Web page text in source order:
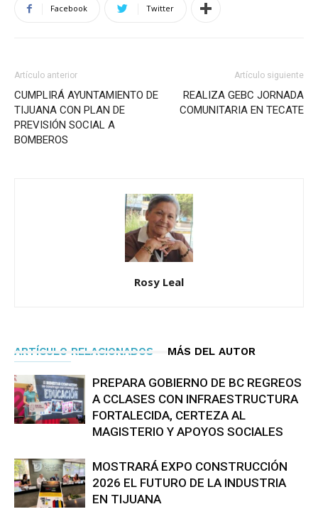
Facebook Twitter
Artículo anterior
CUMPLIRÁ AYUNTAMIENTO DE
TIJUANA CON PLAN DE
PREVISIÓN SOCIAL A
BOMBEROS
Artículo siguiente
REALIZA GEBC JORNADA
COMUNITARIA EN TECATE
Rosy Leal
ARTÍCULO RELACIONADOS MÁS DEL AUTOR
PREPARA GOBIERNO DE BC REGREOS
A CCLASES CON INFRAESTRUCTURA
FORTALECIDA, CERTEZA AL
MAGISTERIO Y APOYOS SOCIALES
MOSTRARÁ EXPO CONSTRUCCIÓN
2026 EL FUTURO DE LA INDUSTRIA
EN TIJUANA